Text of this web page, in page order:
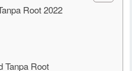
Root 2022
Tanpa Root